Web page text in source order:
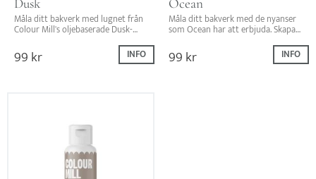
Dusk
Måla ditt bakverk med lugnet från
Colour Mill's oljebaserade Dusk-
och subtil skönhet!
99kr INFO
Ocean
Måla ditt bakverk med de nyanser
som Ocean har att erbjuda. Skapa
99kr INFO